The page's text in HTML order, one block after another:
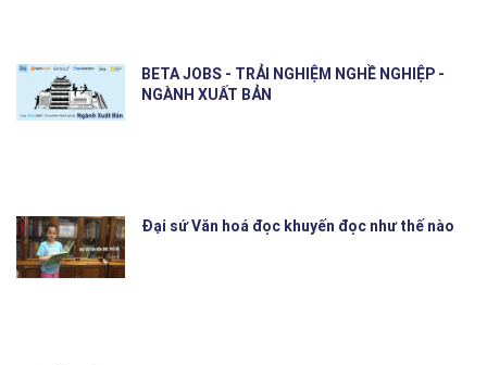
BETA JOBS - TRẢI NGHIỆM NGHỀ NGHIỆP -
NGÀNH XUẤT BẢN
Đại sứ Văn hoá đọc khuyến đọc như thế nào